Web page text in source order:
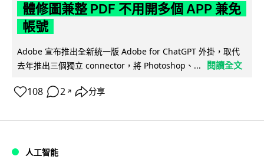
體修圖兼整 PDF 不用開多個 APP 兼免
帳號
Adobe 宣布推出全新統一版 Adobe for ChatGPT 外掛，取代
去年推出三個獨立 connector，將 Photoshop、...
閱讀全文
108 2 ↗ 分享
人工智能